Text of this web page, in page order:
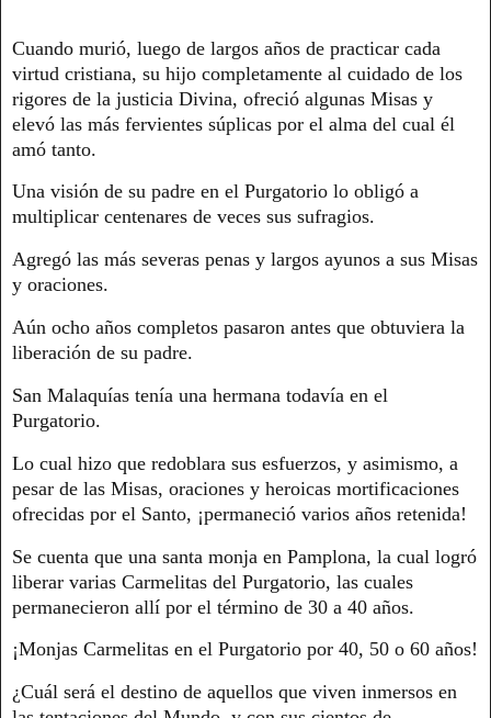
Cuando murió, luego de largos años de practicar cada
virtud cristiana, su hijo completamente al cuidado de los
rigores de la justicia Divina, ofreció algunas Misas y
elevó las más fervientes súplicas por el alma del cual él
amó tanto.
Una visión de su padre en el Purgatorio lo obligó a
multiplicar centenares de veces sus sufragios.
Agregó las más severas penas y largos ayunos a sus Misas
y oraciones.
Aún ocho años completos pasaron antes que obtuviera la
liberación de su padre.
San Malaquías tenía una hermana todavía en el
Purgatorio.
Lo cual hizo que redoblara sus esfuerzos, y asimismo, a
pesar de las Misas, oraciones y heroicas mortificaciones
ofrecidas por el Santo, ¡permaneció varios años retenida!
Se cuenta que una santa monja en Pamplona, la cual logró
liberar varias Carmelitas del Purgatorio, las cuales
permanecieron allí por el término de 30 a 40 años.
¡Monjas Carmelitas en el Purgatorio por 40, 50 o 60 años!
¿Cuál será el destino de aquellos que viven inmersos en